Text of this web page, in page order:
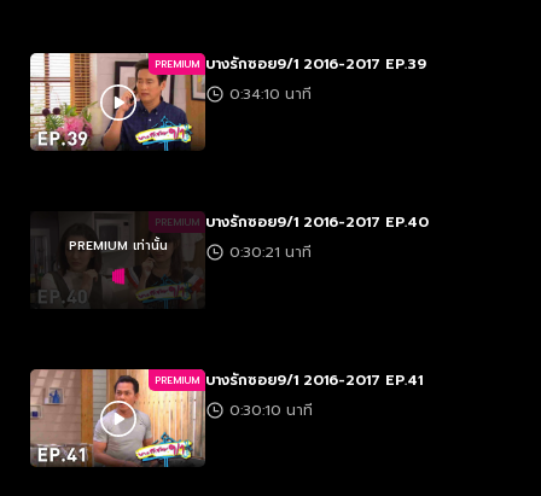
PREMIUM บางรักซอย9/1 2016-2017 EP.39
0:34:10 นาที
PREMIUM
PREMIUM เท่านั้น
บางรักซอย9/1 2016-2017 EP.40
0:30:21 นาที
PREMIUM บางรักซอย9/1 2016-2017 EP.41
0:30:10 นาที